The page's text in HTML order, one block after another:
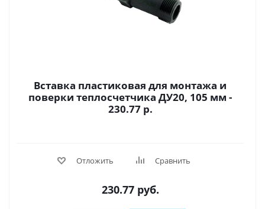
Вставка пластиковая для монтажа и
поверки теплосчетчика ДУ20, 105 мм -
230.77 р.
Отложить Сравнить
230.77 руб.